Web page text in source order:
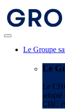
Le Groupe
Le
Le
adopté
CHC